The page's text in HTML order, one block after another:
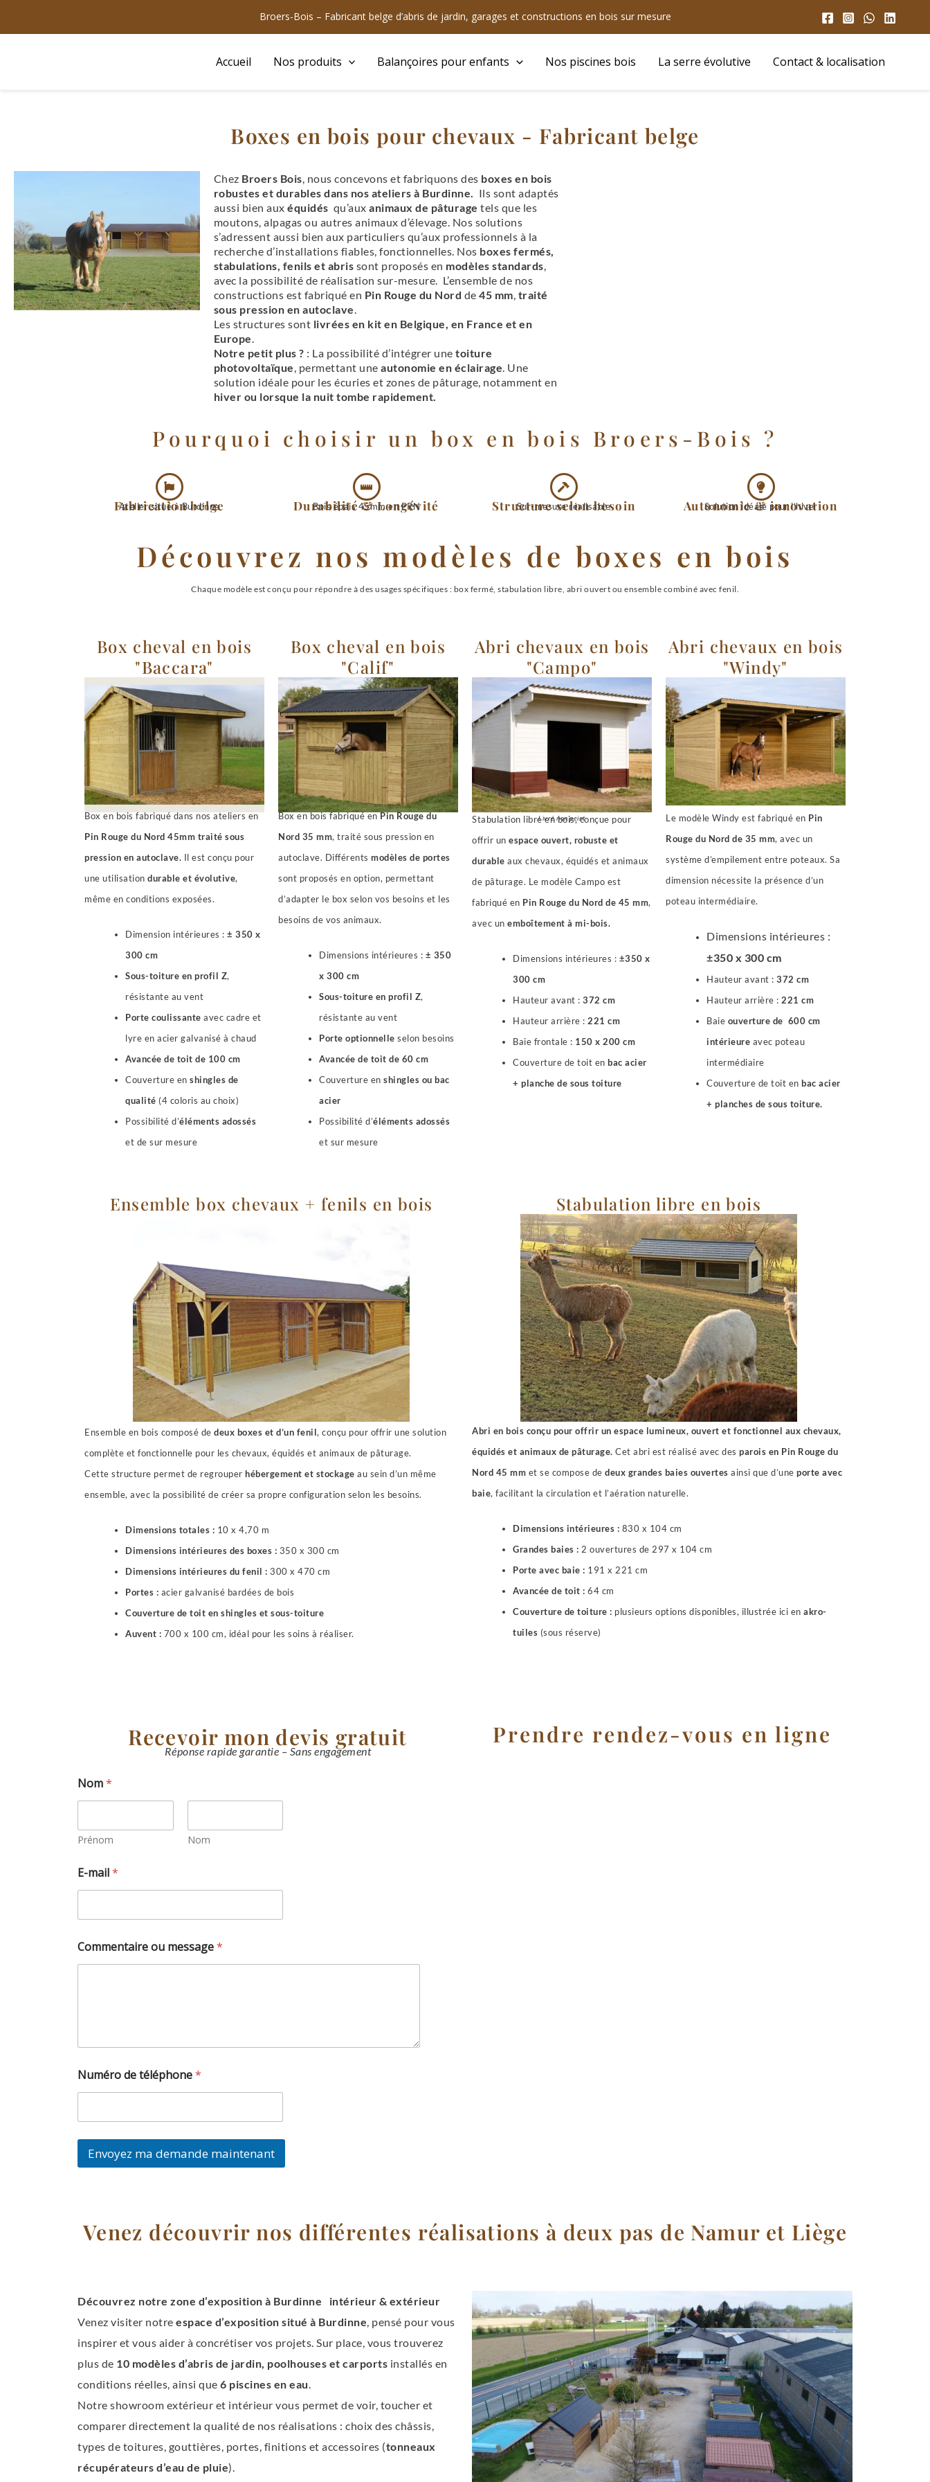
Broers-Bois – Fabricant belge d’abris de jardin, garages et constructions en bois sur mesure
Accueil Nos produits Balançoires pour enfants Nos piscines bois La serre évolutive Contact & localisation
Boxes en bois pour chevaux - Fabricant belge
Chez Broers Bois, nous concevons et fabriquons des boxes en bois
robustes et durables dans nos ateliers à Burdinne. Ils sont adaptés
aussi bien aux équidés qu’auxanimaux de pâturage tels que les
moutons, alpagas ou autres animaux d’élevage. Nos solutions
s’adressent aussi bien aux particuliers qu’aux professionnels à la
recherche d’installations fiables, fonctionnelles. Nos boxes fermés,
stabulations, fenils et abris sont proposés en modèles standards,
avec la possibilité de réalisation sur-mesure. L’ensemble de nos
constructions est fabriqué en Pin Rouge du Nord de45 mm, traité
sous pression en autoclave.
Les structures sont livrées en kit en Belgique, en France et en
Europe.
Notre petit plus ? : La possibilité d’intégrer unetoiture
photovoltaïque, permettant uneautonomie en éclairage. Une
solution idéale pour les écuries et zones de pâturage, notamment en
hiver ou lorsque la nuit tombe rapidement.
Pourquoi choisir un box en bois Broers-Bois ?
Fabrication belge
Atelier situé à Burdinne Durabilité & Longévité
Bois épais 45mm en PRN Structure selon besoin
Sur-mesure réalisable Autonomie & innovation
Solution idéale pour l’hiver
Découvrez nos modèles de boxes en bois
Chaque modèle est conçu pour répondre à des usages spécifiques : box fermé, stabulation libre, abri ouvert ou ensemble combiné avec fenil.
Box cheval en bois
"Baccara"
Box en bois fabriqué dans nos ateliers en
Pin Rouge du Nord 45mm traité sous
pression en autoclave. Il est conçu pour
une utilisation durable et évolutive,
même en conditions exposées.
Dimension intérieures : ± 350 x
300 cm
Sous-toiture en profil Z,
résistante au vent
Porte coulissante avec cadre et
lyre en acier galvanisé à chaud
Avancée de toit de 100 cm
Couverture en shingles de
qualité (4 coloris au choix)
Possibilité d’éléments adossés
et de sur mesure
Box cheval en bois
"Calif"
Box en bois fabriqué enPin Rouge du
Nord 35 mm, traité sous pression en
autoclave. Différents modèles de portes
sont proposés en option, permettant
d’adapter le box selon vos besoins et les
besoins de vos animaux.
Dimensions intérieures : ± 350
x 300 cm
Sous-toiture en profil Z,
résistante au vent
Porte optionnelle selon besoins
Avancée de toit de 60 cm
Couverture en shingles ou bac
acier
Possibilité d’éléments adossés
et sur mesure
Abri chevaux en bois
"Campo"
Livré non peint
Stabulation libre en bois, conçue pour
offrir un espace ouvert, robuste et
durable aux chevaux, équidés et animaux
de pâturage. Le modèle Campo est
fabriqué en Pin Rouge du Nord de 45 mm,
avec un emboîtement à mi-bois.
Dimensions intérieures : ±350 x
300 cm
Hauteur avant : 372 cm
Hauteur arrière : 221 cm
Baie frontale : 150 x 200 cm
Couverture de toit en bac acier
+ planche de sous toiture
Abri chevaux en bois
"Windy"
Le modèle Windy est fabriqué en Pin
Rouge du Nord de 35 mm, avec un
système d’empilement entre poteaux. Sa
dimension nécessite la présence d’un
poteau intermédiaire.
Dimensions intérieures :
±350 x 300 cm
Hauteur avant : 372 cm
Hauteur arrière : 221 cm
Baie ouverture de 600 cm
intérieure avec poteau
intermédiaire
Couverture de toit en bac acier
+ planches de sous toiture.
Ensemble box chevaux + fenils en bois
Ensemble en bois composé de deux boxes et d’un fenil, conçu pour offrir une solution
complète et fonctionnelle pour les chevaux, équidés et animaux de pâturage.
Cette structure permet de regrouper hébergement et stockage au sein d’un même
ensemble, avec la possibilité de créer sa propre configuration selon les besoins.
Dimensions totales : 10 x 4,70 m
Dimensions intérieures des boxes : 350 x 300 cm
Dimensions intérieures du fenil : 300 x 470 cm
Portes : acier galvanisé bardées de bois
Couverture de toit en shingles et sous-toiture
Auvent : 700 x 100 cm, idéal pour les soins à réaliser.
Stabulation libre en bois
Abri en bois conçu pour offrir un espace lumineux, ouvert et fonctionnel aux chevaux,
équidés et animaux de pâturage. Cet abri est réalisé avec des parois en Pin Rouge du
Nord 45 mm et se compose de deux grandes baies ouvertes ainsi que d’une porte avec
baie, facilitant la circulation et l’aération naturelle.
Dimensions intérieures : 830 x 104 cm
Grandes baies : 2 ouvertures de 297 x 104 cm
Porte avec baie : 191 x 221 cm
Avancée de toit : 64 cm
Couverture de toiture : plusieurs options disponibles, illustrée ici en akro-
tuiles (sous réserve)
Recevoir mon devis gratuit
Réponse rapide garantie – Sans engagement
Nom*
Prénom Nom
E-mail*
Commentaire ou message*
-
m
i
d
*
Numéro de téléphone*
Envoyez ma demande maintenant
Prendre rendez-vous en ligne
Venez découvrir nos différentes réalisations à deux pas de Namur et Liège
Découvrez notre zone d’exposition à Burdinne intérieur & extérieur
Venez visiter notre espace d’exposition situé à Burdinne , pensé pour vous
inspirer et vous aider à concrétiser vos projets. Sur place, vous trouverez
plus de 10 modèles d’abris de jardin, poolhouses et carports installés en
conditions réelles, ainsi que 6 piscines en eau
Notre showroom extérieur et intérieur vous permet de voir, toucher et
comparer directement la qualité de nos réalisations : choix des châssis,
types de toitures, gouttières, portes, finitions et accessoires (tonneaux
récupérateurs d’eau de pluie).